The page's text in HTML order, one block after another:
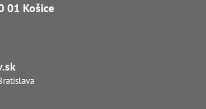
01 Košice